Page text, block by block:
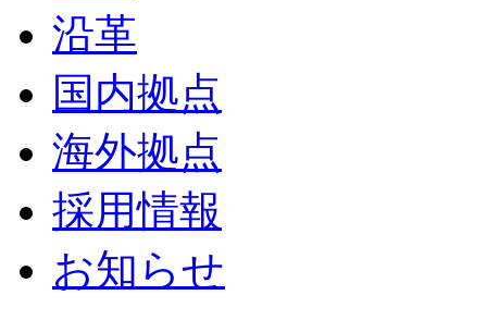
沿革
国内拠点
海外拠点
採用情報
お知らせ